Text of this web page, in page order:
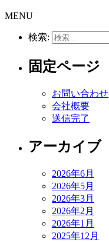
MENU
検索:
固定ページ
お問い合わせ
会社概要
送信完了
アーカイブ
2026年6月
2026年5月
2026年3月
2026年2月
2026年1月
2025年12月